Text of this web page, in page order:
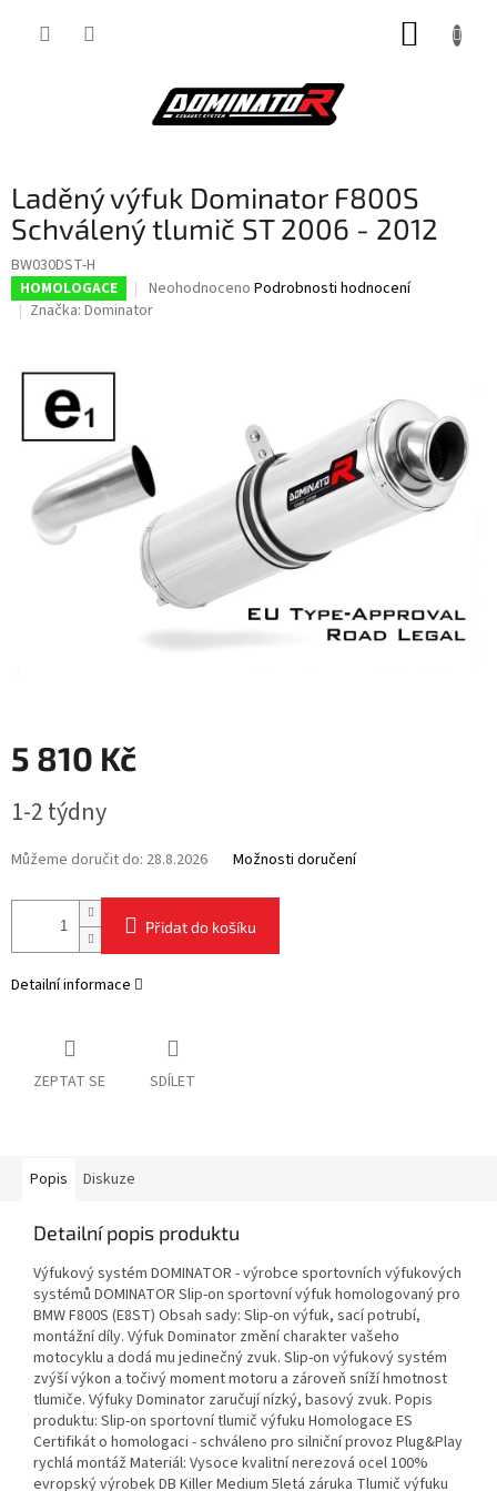
Laděný výfuk Dominator F800S
Schválený tlumič ST 2006 - 2012
BW030DST-H
HOMOLOGACE
Průměrné
hodnocení
Neohodnoceno Podrobnosti hodnocení
Značka: Dominator
5 810 Kč
cena:
1-2 týdny
Můžeme doručit do: 28.8.2026 Možnosti doručení
Přidat do košíku
Detailní informace
ZEPTAT SE SDÍLET
Popis Diskuze
Detailní popis produktu
Výfukový systém DOMINATOR - výrobce sportovních výfukových
systémů DOMINATOR Slip-on sportovní výfuk homologovaný pro
BMW F800S (E8ST) Obsah sady: Slip-on výfuk, sací potrubí,
montážní díly. Výfuk Dominator změní charakter vašeho
motocyklu a dodá mu jedinečný zvuk. Slip-on výfukový systém
zvýší výkon a točivý moment motoru a zároveň sníží hmotnost
tlumiče. Výfuky Dominator zaručují nízký, basový zvuk. Popis
produktu: Slip-on sportovní tlumič výfuku Homologace ES
Certifikát o homologaci - schváleno pro silniční provoz Plug&Play
rychlá montáž Materiál: Vysoce kvalitní nerezová ocel 100%
evropský výrobek DB Killer Medium 5letá záruka Tlumič výfuku